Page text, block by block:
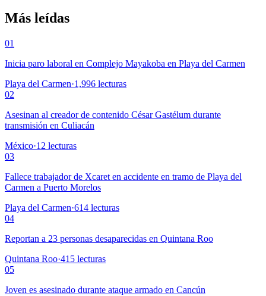
Más leídas
01
Inicia paro laboral en Complejo Mayakoba en Playa del Carmen
Playa del Carmen·1,996 lecturas
02
Asesinan al creador de contenido César Gastélum durante
transmisión en Culiacán
México·12 lecturas
03
Fallece trabajador de Xcaret en accidente en tramo de Playa del
Carmen a Puerto Morelos
Playa del Carmen·614 lecturas
04
Reportan a 23 personas desaparecidas en Quintana Roo
Quintana Roo·415 lecturas
05
Joven es asesinado durante ataque armado en Cancún